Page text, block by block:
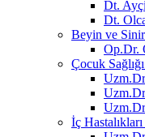
Dt.
Dt.
Beyin ve
Op.Dr.
Çocuk
İç